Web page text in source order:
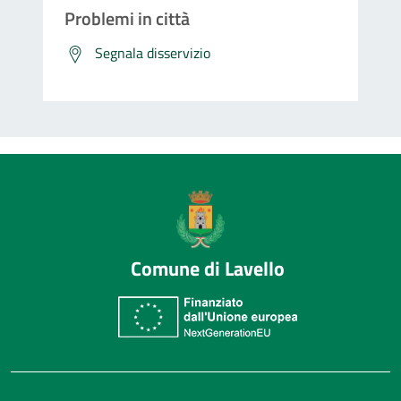
Problemi in città
Segnala disservizio
Comune di Lavello